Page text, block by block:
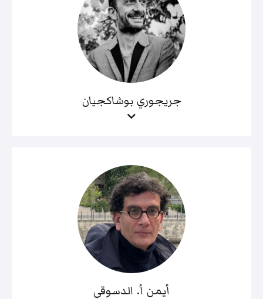
جريجوري بوشاكجيان
أيمن أ. الدسوقي